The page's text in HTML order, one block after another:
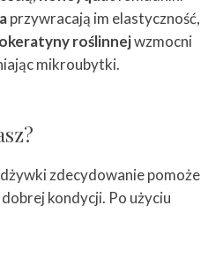
przywracają im elastyczność,
roślinnejwzmocni
mikroubytki.
zdecydowanie pomoże
kondycji. Po użyciu